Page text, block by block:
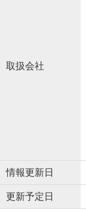
取扱会社
情報更新日
更新予定日